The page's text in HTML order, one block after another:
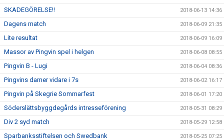
SKADEGÖRELSE!! 2018-06-13 14:36
Dagens match 2018-06-09 21:35
Lite resultat 2018-06-09 16:09
Massor av Pingvin spel i helgen 2018-06-08 08:55
Pingvin B - Lugi 2018-06-04 08:36
Pingvins damer vidare i 7s 2018-06-02 16:17
Pingvin på Skegrie Sommarfest 2018-06-01 17:20
Söderslättsbyggdegårds intresseförening 2018-05-31 08:29
Div 2 syd match 2018-05-29 12:58
Sparbanksstiftelsen och Swedbank 2018-05-25 07:25